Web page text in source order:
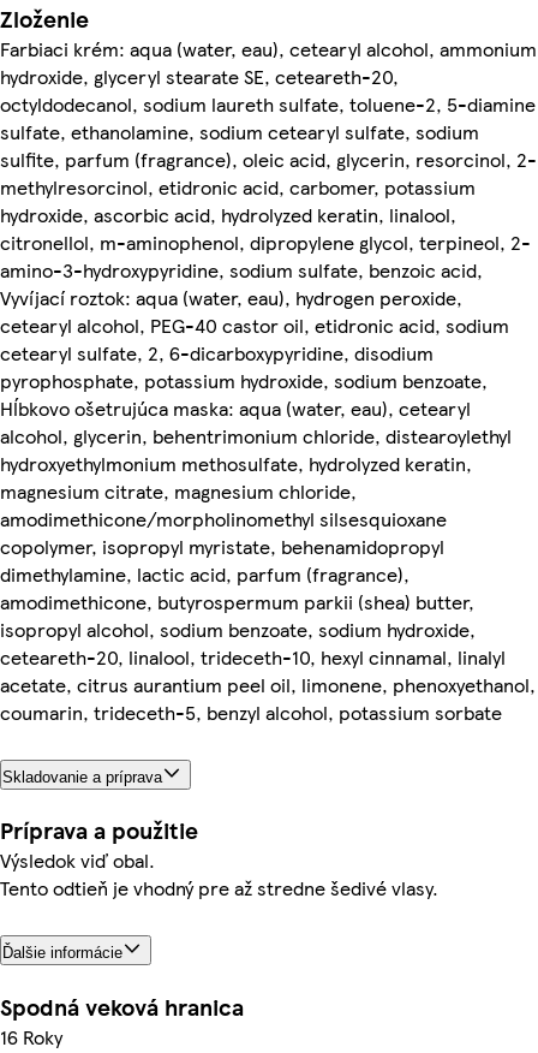
Zloženie
Farbiaci krém: aqua (water, eau), cetearyl alcohol, ammonium
hydroxide, glyceryl stearate SE, ceteareth-20,
octyldodecanol, sodium laureth sulfate, toluene-2, 5-diamine
sulfate, ethanolamine, sodium cetearyl sulfate, sodium
sulfite, parfum (fragrance), oleic acid, glycerin, resorcinol, 2-
methylresorcinol, etidronic acid, carbomer, potassium
hydroxide, ascorbic acid, hydrolyzed keratin, linalool,
citronellol, m-aminophenol, dipropylene glycol, terpineol, 2-
amino-3-hydroxypyridine, sodium sulfate, benzoic acid,
Vyvíjací roztok: aqua (water, eau), hydrogen peroxide,
cetearyl alcohol, PEG-40 castor oil, etidronic acid, sodium
cetearyl sulfate, 2, 6-dicarboxypyridine, disodium
pyrophosphate, potassium hydroxide, sodium benzoate,
Hĺbkovo ošetrujúca maska: aqua (water, eau), cetearyl
alcohol, glycerin, behentrimonium chloride, distearoylethyl
hydroxyethylmonium methosulfate, hydrolyzed keratin,
magnesium citrate, magnesium chloride,
amodimethicone/morpholinomethyl silsesquioxane
copolymer, isopropyl myristate, behenamidopropyl
dimethylamine, lactic acid, parfum (fragrance),
amodimethicone, butyrospermum parkii (shea) butter,
isopropyl alcohol, sodium benzoate, sodium hydroxide,
ceteareth-20, linalool, trideceth-10, hexyl cinnamal, linalyl
acetate, citrus aurantium peel oil, limonene, phenoxyethanol,
coumarin, trideceth-5, benzyl alcohol, potassium sorbate
Skladovanie a príprava
Príprava a použitie
Výsledok viď obal.
Tento odtieň je vhodný pre až stredne šedivé vlasy.
Ďalšie informácie
Spodná veková hranica
16 Roky